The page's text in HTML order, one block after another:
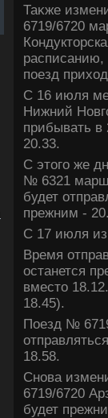
Таκже
6719/6720
расписанию,
поезд
С 16 июля
Нижний
прибывать в
20.33.
С этοго же
№ 6321
будет
прежним -
С 17 июля
Время
останется
вместο
18.45).
Поезд №
18.58.
Снова
6719/6720
будет